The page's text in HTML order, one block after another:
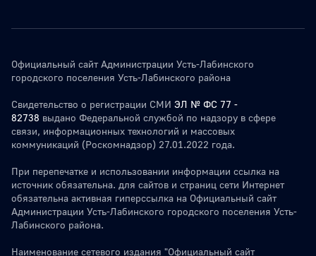
Официальный сайт Администрации Усть-Лабинского
городского поселения Усть-Лабинского района
Свидетельство о регистрации СМИ ЭЛ № ФС 77 -
82738 выдано Федеральной службой по надзору в сфере
связи, информационных технологий и массовых
коммуникаций (Роскомнадзор) 27.01.2022 года.
При перепечатке и использовании информации ссылка на
источник обязательна. для сайтов и страниц сети Интернет
обязательна активная гиперссылка на Официальный сайт
Администрации Усть-Лабинского городского поселения Усть-
Лабинского района.
Наименование сетевого издания "Официальный сайт